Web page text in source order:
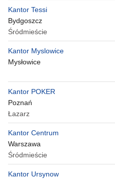
Kantor Tessi
Bydgoszcz
Śródmieście
Kantor Myslowice
Mysłowice
Kantor POKER
Poznań
Łazarz
Kantor Centrum
Warszawa
Śródmieście
Kantor Ursynow